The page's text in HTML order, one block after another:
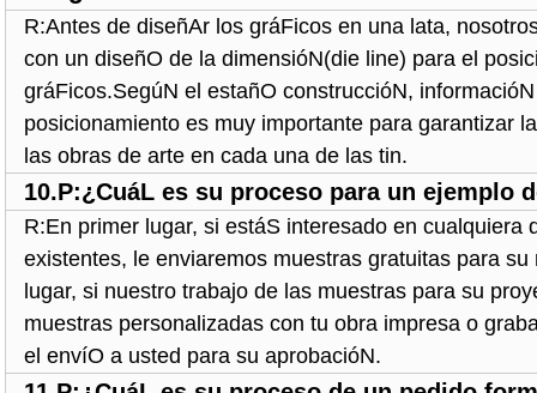
R:Antes de diseñAr los gráFicos en una lata,
con un diseñO de la dimensióN(die line) para el
gráFicos.SegúN el estañO construccióN,
posicionamiento es muy importante para garantizar
las obras de arte en cada una de las tin.
10.P:¿CuáL es su proceso para un ejemplo
R:En primer lugar, si estáS interesado en cualquiera
existentes, le enviaremos muestras gratuitas para
lugar, si nuestro trabajo de las muestras para su
muestras personalizadas con tu obra impresa o
el envíO a usted para su aprobacióN.